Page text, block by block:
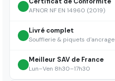
AFNOR NF EN 14960 (2019)
Livré complet
Soufflerie & piquets d'ancrage
Meilleur SAV de France
Lun–Ven 8h30–17h30